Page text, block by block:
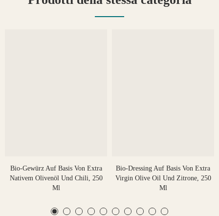
Bio-Gewürz Auf Basis Von Extra
Nativem Olivenöl Und Chili, 250
Ml
Bio-Dressing Auf Basis Von Extra
Virgin Olive Oil Und Zitrone, 250
Ml